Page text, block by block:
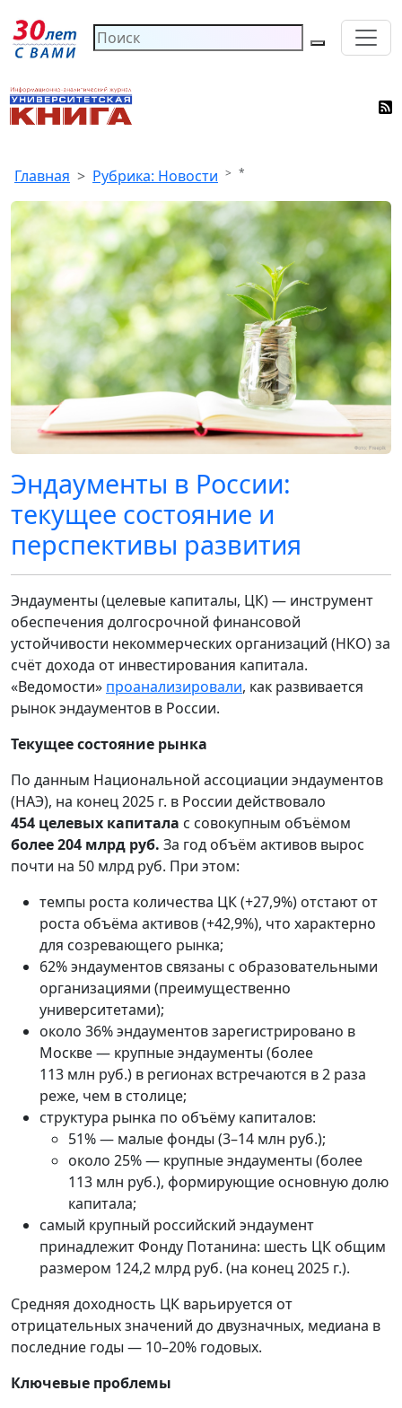
Главная Рубрика: Новости *
Эндаументы в России:
текущее состояние и
перспективы развития
Эндаументы (целевые капиталы, ЦК) — инструмент
обеспечения долгосрочной финансовой
устойчивости некоммерческих организаций (НКО) за
счёт дохода от инвестирования капитала.
«Ведомости» проанализировали, как развивается
рынок эндаументов в России.
Текущее состояние рынка
По данным Национальной ассоциации эндаументов
(НАЭ), на конец 2025 г. в России действовало
454 целевых капитала с совокупным объёмом
более 204 млрд руб. За год объём активов вырос
почти на 50 млрд руб. При этом:
темпы роста количества ЦК (+27,9%) отстают от
роста объёма активов (+42,9%), что характерно
для созревающего рынка;
62% эндаументов связаны с образовательными
организациями (преимущественно
университетами);
около 36% эндаументов зарегистрировано в
Москве — крупные эндаументы (более
113 млн руб.) в регионах встречаются в 2 раза
реже, чем в столице;
структура рынка по объёму капиталов:
51% — малые фонды (3–14 млн руб.);
около 25% — крупные эндаументы (более
113 млн руб.), формирующие основную долю
капитала;
самый крупный российский эндаумент
принадлежит Фонду Потанина: шесть ЦК общим
размером 124,2 млрд руб. (на конец 2025 г.).
Средняя доходность ЦК варьируется от
отрицательных значений до двузначных, медиана в
последние годы — 10–20% годовых.
Ключевые проблемы